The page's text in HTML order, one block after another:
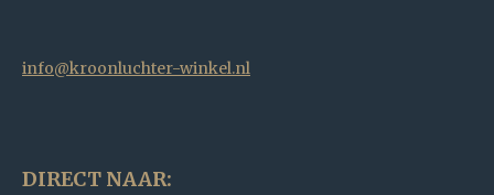
info@kroonluchter-winkel.nl
DIRECT NAAR: